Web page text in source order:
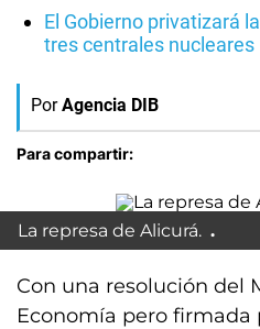
El Gobierno privatizará
tres centrales nucleares
Por Agencia DIB
Para compartir:
La represa de Alicurá.
Con una resolución del
Economía pero firmada